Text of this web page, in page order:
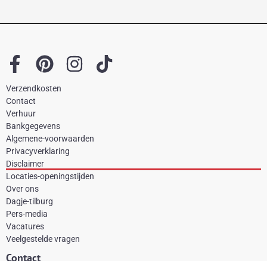
F
a
c
e
b
o
o
k
-
f
P
i
e
r
e
t
I
a
r
T
Verzendkosten
Contact
Verhuur
Bankgegevens
Algemene-voorwaarden
Privacyverklaring
Disclaimer
Locaties-openingstijden
Over ons
Dagje-tilburg
Pers-media
Vacatures
Veelgestelde vragen
Contact